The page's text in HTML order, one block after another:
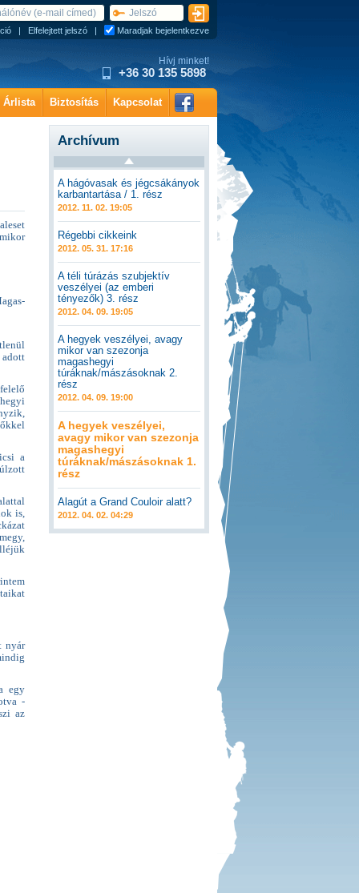
Hívj minket!
+36 30 135 5898
| Elfelejtett jelszó | Maradjak bejelentkezve
Árlista Biztosítás Kapcsolat
adott
a
is,
nyár
egy
-
az
Archívum
A hágóvasak és jégcsákányok
karbantartása / 1. rész
2012. 11. 02. 19:05
Régebbi cikkeink
2012. 05. 31. 17:16
A téli túrázás szubjektív
veszélyei (az emberi
tényezők) 3. rész
2012. 04. 09. 19:05
A hegyek veszélyei, avagy
mikor van szezonja
magashegyi
túráknak/mászásoknak 2.
rész
2012. 04. 09. 19:00
A hegyek veszélyei,
avagy mikor van szezonja
magashegyi
túráknak/mászásoknak 1.
rész
Alagút a Grand Couloir alatt?
2012. 04. 02. 04:29